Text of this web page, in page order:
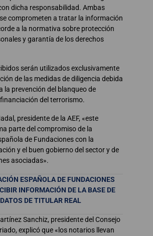
dicha responsabilidad. Ambas
comprometen a tratar la información
a la normativa sobre protección
y garantía de los derechos
serán utilizados exclusivamente
de las medidas de diligencia debida
la prevención del blanqueo de
del terrorismo.
presidente de la AEF, «este
parte del compromiso de la
de Fundaciones con la
y el buen gobierno del sector y de
asociadas».
ESPAÑOLA DE FUNDACIONES
INFORMACIÓN DE LA BASE DE
DATOS DE TITULAR REAL
Sanchiz, presidente del Consejo
explicó que «los notarios llevan